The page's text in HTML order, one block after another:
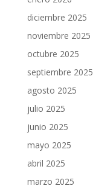
diciembre 2025
noviembre 2025
octubre 2025
septiembre 2025
agosto 2025
julio 2025
junio 2025
mayo 2025
abril 2025
marzo 2025